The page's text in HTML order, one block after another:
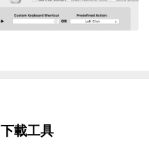
載工具